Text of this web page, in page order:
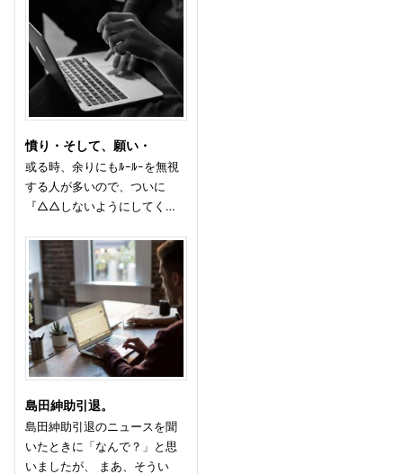
憤り・そして、願い・
或る時、余りにもﾙｰﾙｰを無視
する人が多いので、ついに
『△△しないようにしてく…
島田紳助引退。
島田紳助引退のニュースを聞
いたときに「なんで？」と思
いましたが、 まあ、そうい